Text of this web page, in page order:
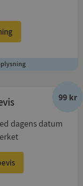
99 kr
dagens datum